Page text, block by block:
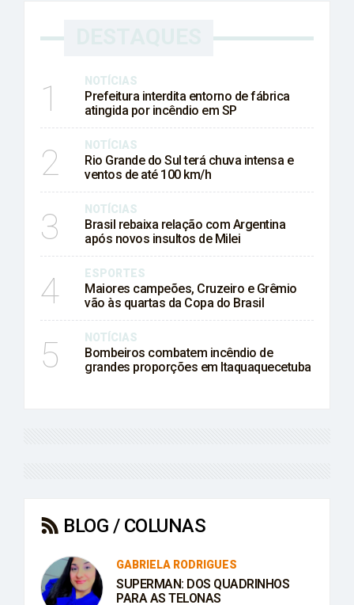
1 NOTÍCIAS
Prefeitura interdita entorno de fábrica
atingida por incêndio em SP
2 NOTÍCIAS
Rio Grande do Sul terá chuva intensa e
ventos de até 100 km/h
3 NOTÍCIAS
Brasil rebaixa relação com Argentina
após novos insultos de Milei
4 ESPORTES
Maiores campeões, Cruzeiro e Grêmio
vão às quartas da Copa do Brasil
5 NOTÍCIAS
Bombeiros combatem incêndio de
grandes proporções em Itaquaquecetuba
BLOG / COLUNAS
GABRIELA RODRIGUES
SUPERMAN: DOS QUADRINHOS
PARA AS TELONAS